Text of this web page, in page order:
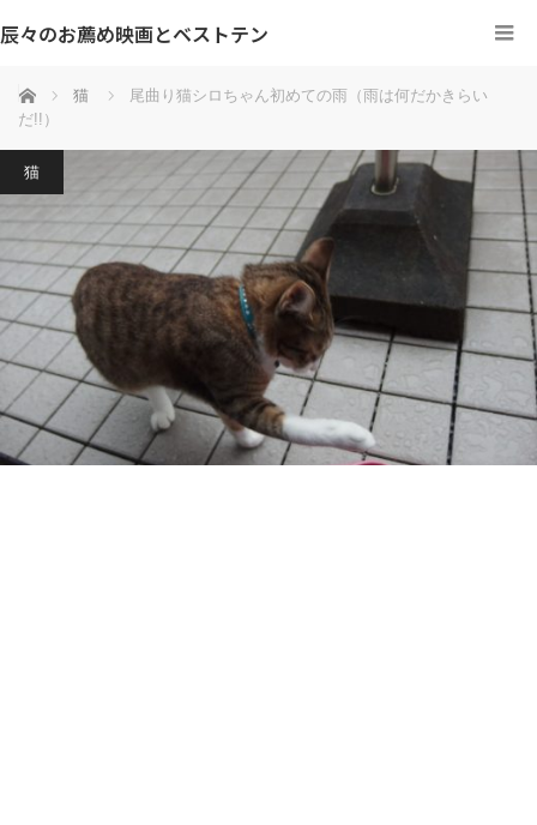
辰々のお薦め映画とベストテン
ホーム 猫
尾曲り猫シロちゃん初めての雨（雨は何だかきらい
だ!!）
猫